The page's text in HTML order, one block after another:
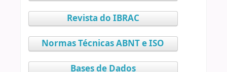
Revista do IBRAC
Normas Técnicas ABNT e ISO
Bases de Dados